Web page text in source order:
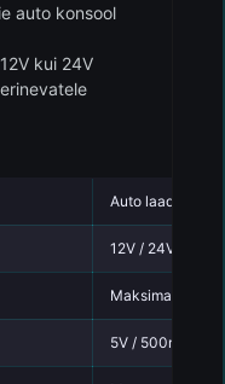
auto konsool
kui 24V
Auto laadijad
12V / 24V
Maksimaalselt
5V / 500mA